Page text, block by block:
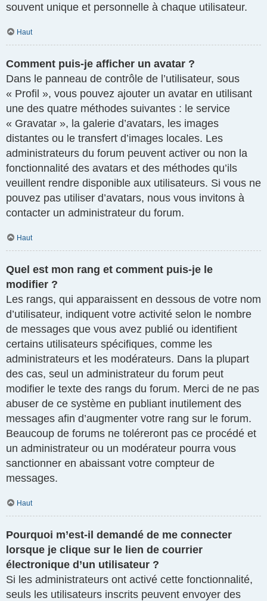
souvent unique et personnelle à chaque utilisateur.
Haut
Comment puis-je afficher un avatar ?
Dans le panneau de contrôle de l’utilisateur, sous
« Profil », vous pouvez ajouter un avatar en utilisant
une des quatre méthodes suivantes : le service
« Gravatar », la galerie d’avatars, les images
distantes ou le transfert d’images locales. Les
administrateurs du forum peuvent activer ou non la
fonctionnalité des avatars et des méthodes qu’ils
veuillent rendre disponible aux utilisateurs. Si vous ne
pouvez pas utiliser d’avatars, nous vous invitons à
contacter un administrateur du forum.
Haut
Quel est mon rang et comment puis-je le
modifier ?
Les rangs, qui apparaissent en dessous de votre nom
d’utilisateur, indiquent votre activité selon le nombre
de messages que vous avez publié ou identifient
certains utilisateurs spécifiques, comme les
administrateurs et les modérateurs. Dans la plupart
des cas, seul un administrateur du forum peut
modifier le texte des rangs du forum. Merci de ne pas
abuser de ce système en publiant inutilement des
messages afin d’augmenter votre rang sur le forum.
Beaucoup de forums ne toléreront pas ce procédé et
un administrateur ou un modérateur pourra vous
sanctionner en abaissant votre compteur de
messages.
Haut
Pourquoi m’est-il demandé de me connecter
lorsque je clique sur le lien de courrier
électronique d’un utilisateur ?
Si les administrateurs ont activé cette fonctionnalité,
seuls les utilisateurs inscrits peuvent envoyer des